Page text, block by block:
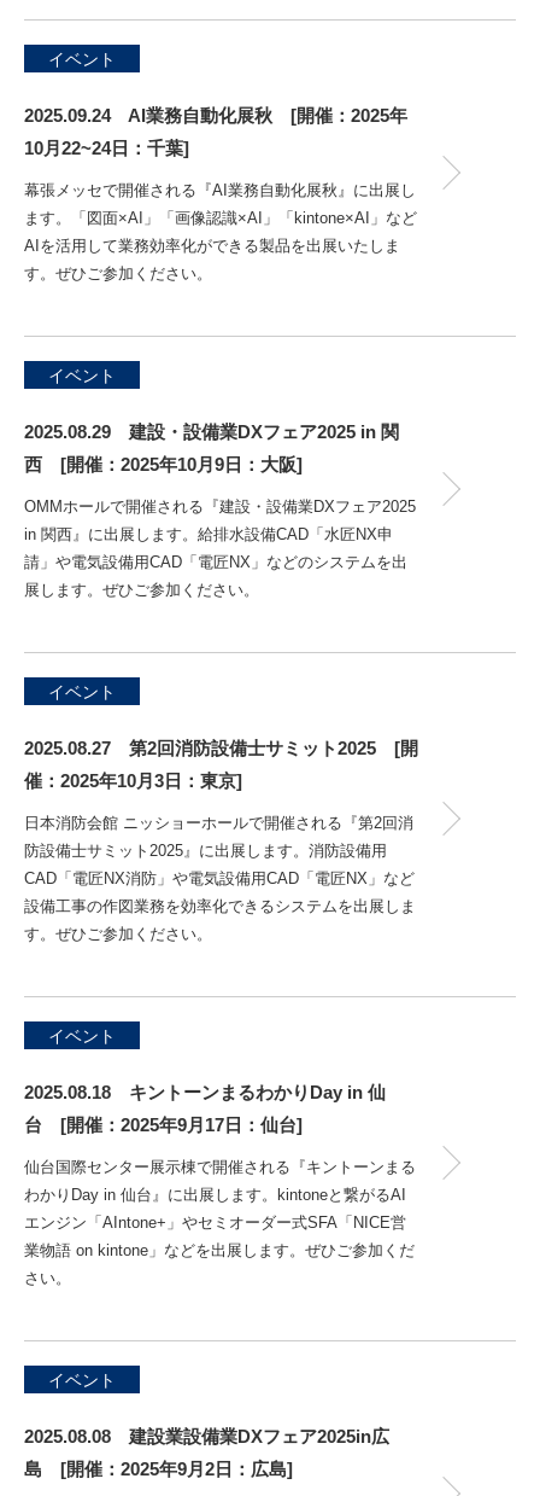
イベント
2025.09.24 AI業務自動化展秋 [開催：2025年
10月22~24日：千葉]
幕張メッセで開催される『AI業務自動化展秋』に出展し
ます。「図面×AI」「画像認識×AI」「kintone×AI」など
AIを活用して業務効率化ができる製品を出展いたしま
す。ぜひご参加ください。
イベント
2025.08.29 建設・設備業DXフェア2025 in 関
西 [開催：2025年10月9日：大阪]
OMMホールで開催される『建設・設備業DXフェア2025
in 関西』に出展します。給排水設備CAD「水匠NX申
請」や電気設備用CAD「電匠NX」などのシステムを出
展します。ぜひご参加ください。
イベント
2025.08.27 第2回消防設備士サミット2025 [開
催：2025年10月3日：東京]
日本消防会館 ニッショーホールで開催される『第2回消
防設備士サミット2025』に出展します。消防設備用
CAD「電匠NX消防」や電気設備用CAD「電匠NX」など
設備工事の作図業務を効率化できるシステムを出展しま
す。ぜひご参加ください。
イベント
2025.08.18 キントーンまるわかりDay in 仙
台 [開催：2025年9月17日：仙台]
仙台国際センター展示棟で開催される『キントーンまる
わかりDay in 仙台』に出展します。kintoneと繋がるAI
エンジン「AIntone+」やセミオーダー式SFA「NICE営
業物語 on kintone」などを出展します。ぜひご参加くだ
さい。
イベント
2025.08.08 建設業設備業DXフェア2025in広
島 [開催：2025年9月2日：広島]